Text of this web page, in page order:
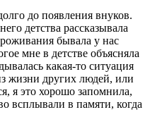
до появления внуков.
детства рассказывала
бывала у нас
мне в детстве объясняла
какая-то ситуация
жизни других людей, или
я это хорошо запомнила,
всплывали в памяти, когда